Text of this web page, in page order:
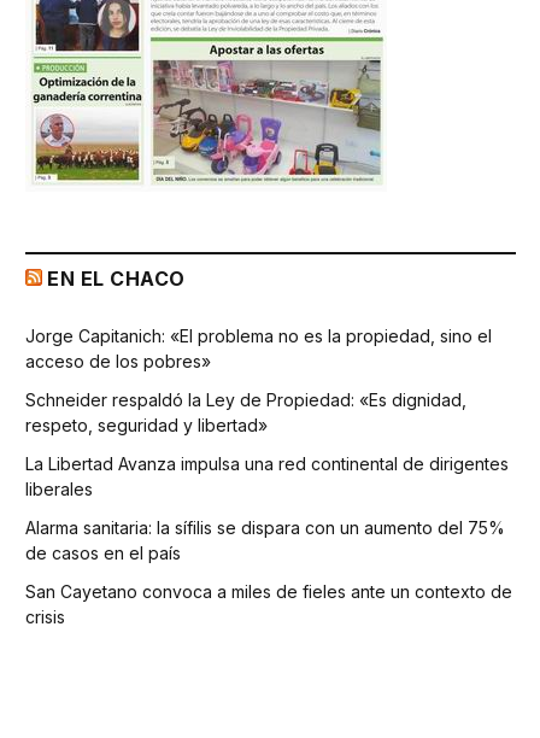
EN EL CHACO
Jorge Capitanich: «El problema no es la propiedad, sino el
acceso de los pobres»
Schneider respaldó la Ley de Propiedad: «Es dignidad,
respeto, seguridad y libertad»
La Libertad Avanza impulsa una red continental de dirigentes
liberales
Alarma sanitaria: la sífilis se dispara con un aumento del 75%
de casos en el país
San Cayetano convoca a miles de fieles ante un contexto de
crisis